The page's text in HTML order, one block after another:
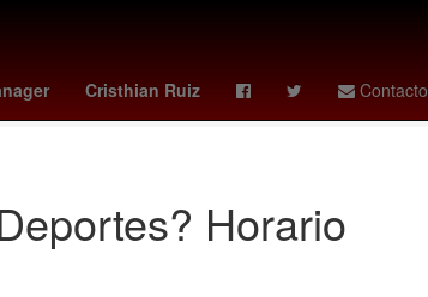
Cristhian Ruiz Contacto
de la propiedad industrial
yahoo finance
Horario